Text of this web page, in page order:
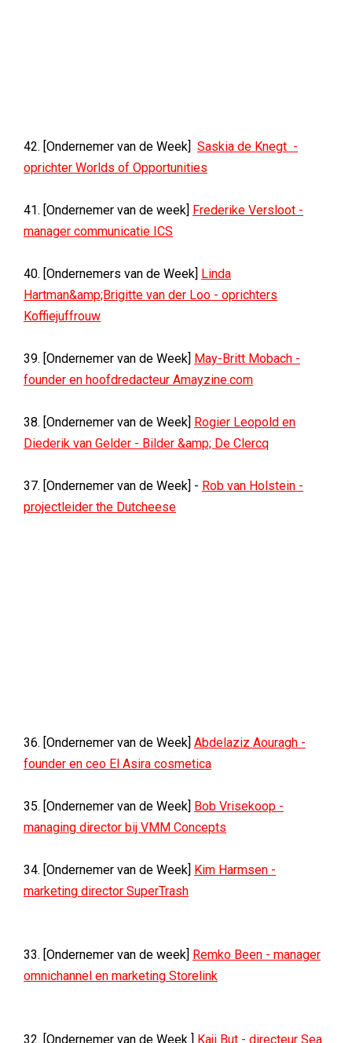
42. [Ondernemer van de Week] Saskia de Knegt -
oprichter Worlds of Opportunities
41. [Ondernemer van de week] Frederike Versloot -
manager communicatie ICS
40. [Ondernemers van de Week] Linda
Hartman&amp;Brigitte van der Loo - oprichters
Koffiejuffrouw
39. [Ondernemer van de Week] May-Britt Mobach -
founder en hoofdredacteur Amayzine.com
38. [Ondernemer van de Week] Rogier Leopold en
Diederik van Gelder - Bilder &amp; De Clercq
37. [Ondernemer van de Week] - Rob van Holstein -
projectleider the Dutcheese
36. [Ondernemer van de Week] Abdelaziz Aouragh -
founder en ceo El Asira cosmetica
35. [Ondernemer van de Week] Bob Vrisekoop -
managing director bij VMM Concepts
34. [Ondernemer van de Week] Kim Harmsen -
marketing director SuperTrash
33. [Ondernemer van de week] Remko Been - manager
omnichannel en marketing Storelink
32. [Ondernemer van de Week ] Kaji But - directeur Sea